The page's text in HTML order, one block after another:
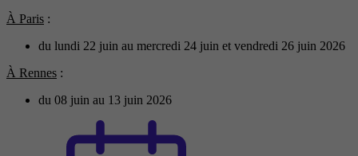
À Paris :
du lundi 22 juin au mercredi 24 juin et vendredi 26 juin 2026
À Rennes :
du 08 juin au 13 juin 2026